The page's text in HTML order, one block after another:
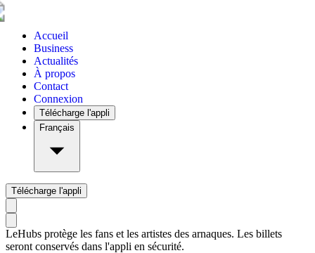
Accueil
Business
Actualités
À propos
Contact
Connexion
Télécharge l'appli
Français
Télécharge l'appli
LeHubs protège les fans et les artistes des arnaques. Les billets
seront conservés dans l'appli en sécurité.